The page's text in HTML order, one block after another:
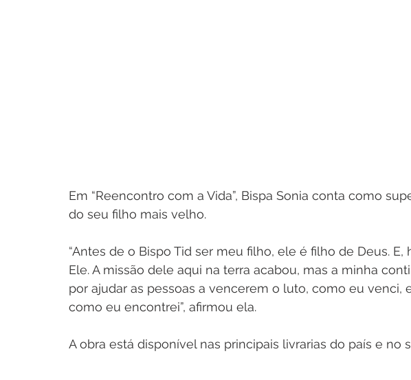
Em “Reencontro com a Vida”, Bispa Sonia conta como
do seu filho mais velho.
“Antes de o Bispo Tid ser meu filho, ele é filho de Deus.
Ele. A missão dele aqui na terra acabou, mas a minha
por ajudar as pessoas a vencerem o luto, como eu venci,
como eu encontrei”, afirmou ela.
A obra está disponível nas principais livrarias do país e no